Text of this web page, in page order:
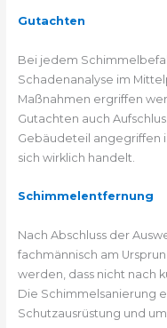
Gutachten
Bei jedem
Schadenanalyse im
Maßnahmen ergriffen
Gutachten auch
Gebäudeteil angegriffen
sich wirklich handelt.
Schimmelentfernung
Nach Abschluss der
fachmännisch am
werden, dass nicht nach
Die Schimmelsanierung
Schutzausrüstung und